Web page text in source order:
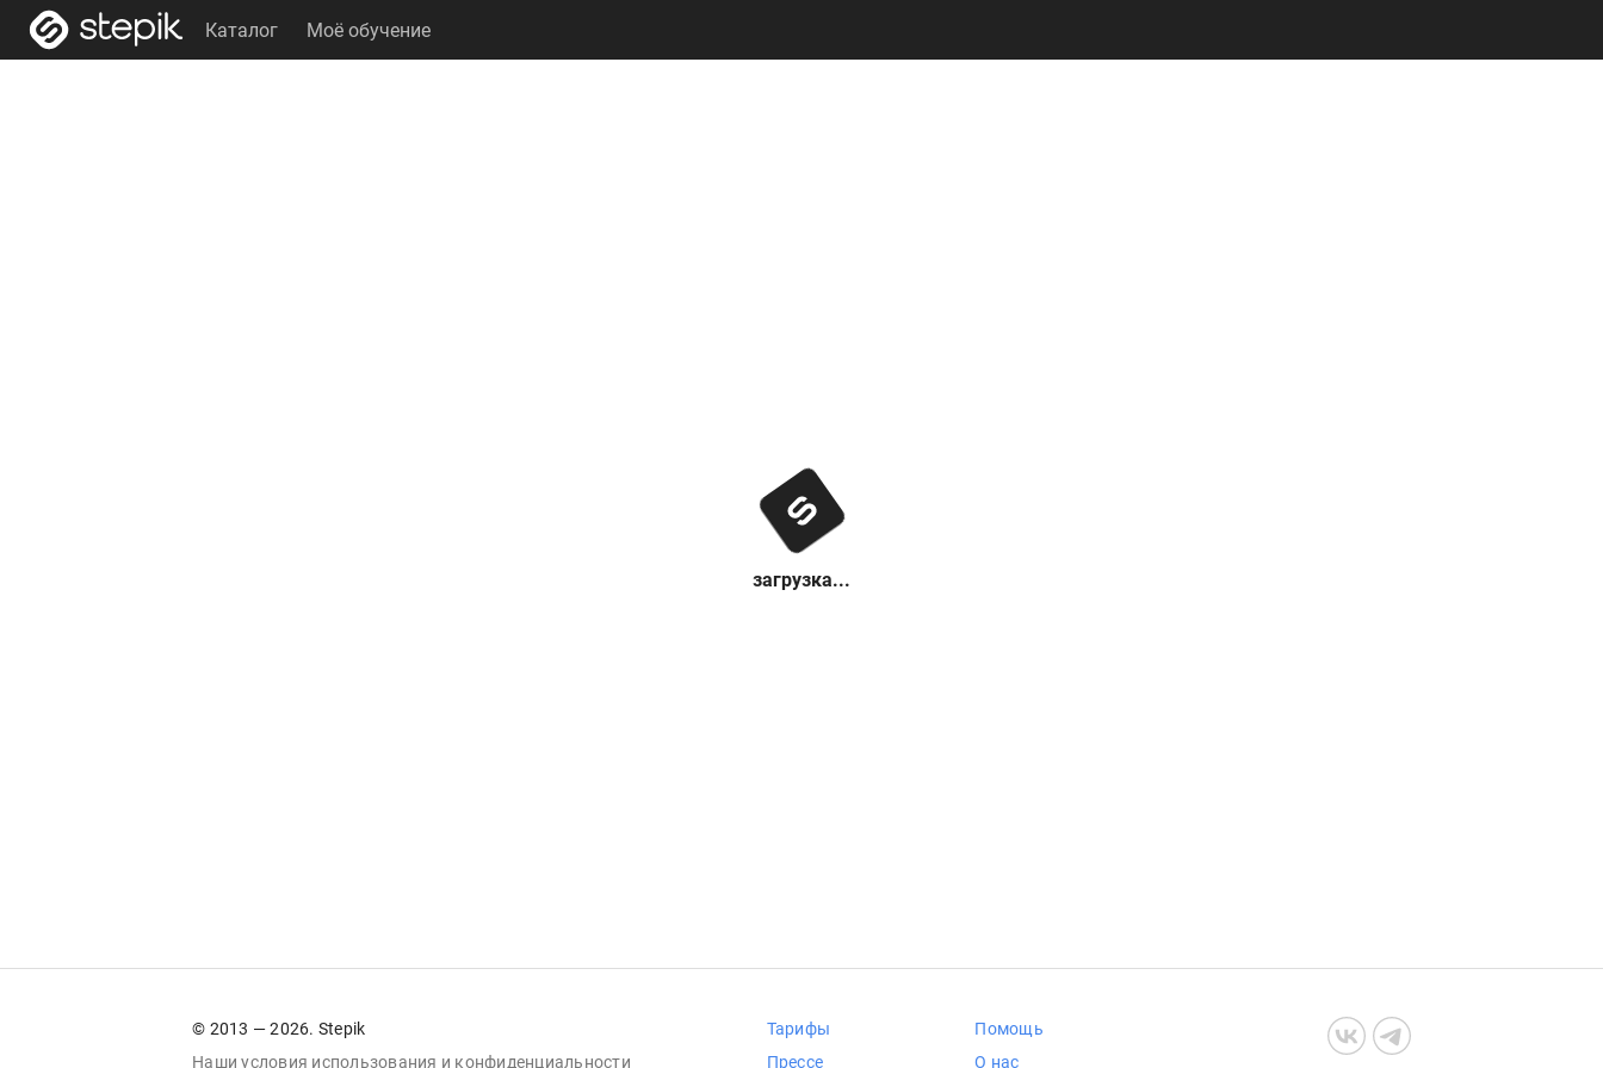
Каталог Моё обучение
загрузка...
© 2013 — 2026. Stepik
Наши условия использования и конфиденциальности
Тарифы
Прессе
Помощь
О нас